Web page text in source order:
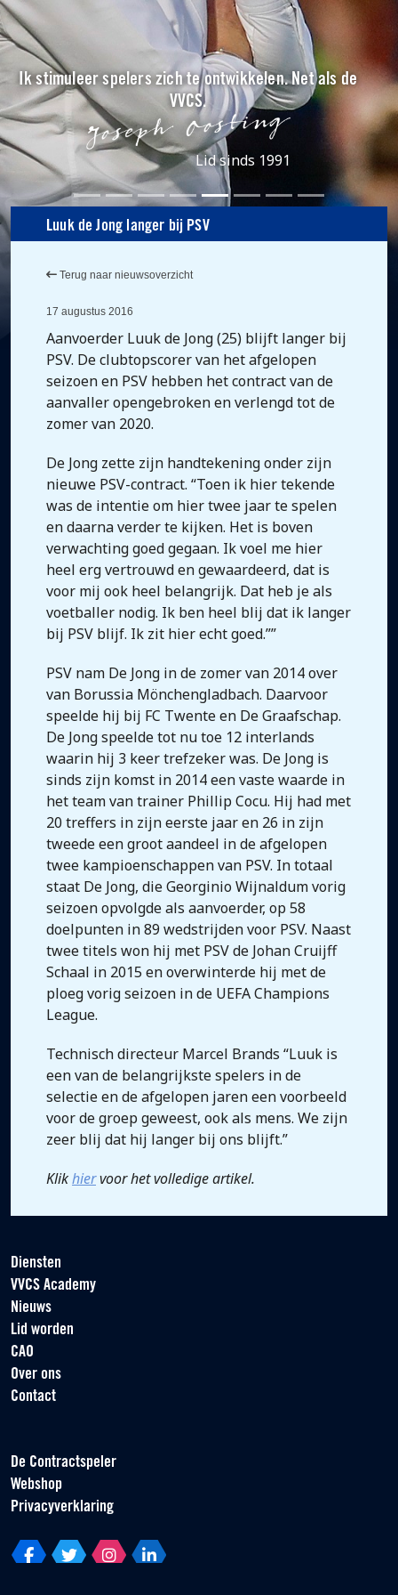
Ik stimuleer spelers zich te ontwikkelen. Net als de
VVCS.
Lid sinds 1991
Luuk de Jong langer bij PSV
Terug naar nieuwsoverzicht
17 augustus 2016
Aanvoerder Luuk de Jong (25) blijft langer bij
PSV. De clubtopscorer van het afgelopen
seizoen en PSV hebben het contract van de
aanvaller opengebroken en verlengd tot de
zomer van 2020.
De Jong zette zijn handtekening onder zijn
nieuwe PSV-contract. “Toen ik hier tekende
was de intentie om hier twee jaar te spelen
en daarna verder te kijken. Het is boven
verwachting goed gegaan. Ik voel me hier
heel erg vertrouwd en gewaardeerd, dat is
voor mij ook heel belangrijk. Dat heb je als
voetballer nodig. Ik ben heel blij dat ik langer
bij PSV blijf. Ik zit hier echt goed.””
PSV nam De Jong in de zomer van 2014 over
van Borussia Mönchengladbach. Daarvoor
speelde hij bij FC Twente en De Graafschap.
De Jong speelde tot nu toe 12 interlands
waarin hij 3 keer trefzeker was. De Jong is
sinds zijn komst in 2014 een vaste waarde in
het team van trainer Phillip Cocu. Hij had met
20 treffers in zijn eerste jaar en 26 in zijn
tweede een groot aandeel in de afgelopen
twee kampioenschappen van PSV. In totaal
staat De Jong, die Georginio Wijnaldum vorig
seizoen opvolgde als aanvoerder, op 58
doelpunten in 89 wedstrijden voor PSV. Naast
twee titels won hij met PSV de Johan Cruijff
Schaal in 2015 en overwinterde hij met de
ploeg vorig seizoen in de UEFA Champions
League.
Technisch directeur Marcel Brands “Luuk is
een van de belangrijkste spelers in de
selectie en de afgelopen jaren een voorbeeld
voor de groep geweest, ook als mens. We zijn
zeer blij dat hij langer bij ons blijft.”
Klikhiervoor het volledige artikel.
Diensten
VVCS Academy
Nieuws
Lid worden
CAO
Over ons
Contact
De Contractspeler
Webshop
Privacyverklaring